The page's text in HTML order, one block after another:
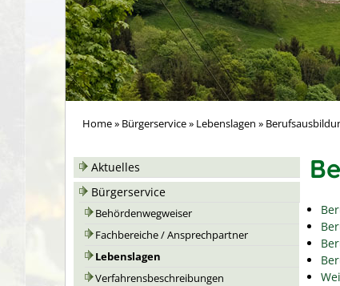
Home» Bürgerservice» Lebenslagen »
Aktuelles
Bürgerservice
Behördenwegweiser
Fachbereiche / Ansprechpartner
Lebenslagen
Verfahrensbeschreibungen